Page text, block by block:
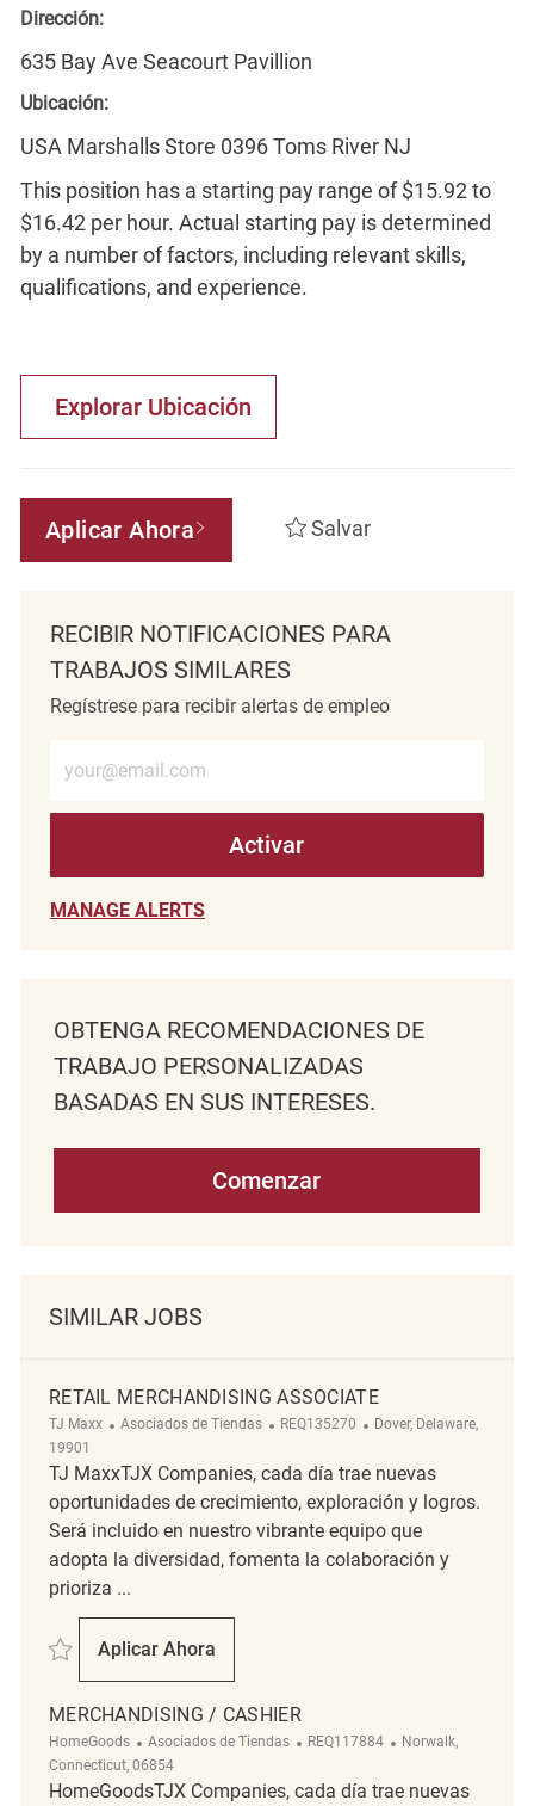
Dirección:
635 Bay Ave Seacourt Pavillion
Ubicación:
USA Marshalls Store 0396 Toms River NJ
This position has a starting pay range of $15.92 to
$16.42 per hour. Actual starting pay is determined
by a number of factors, including relevant skills,
qualifications, and experience.
Explorar Ubicación
Aplicar Ahora Salvar
RECIBIR NOTIFICACIONES PARA
TRABAJOS SIMILARES
Regístrese para recibir alertas de empleo
Activar
MANAGE ALERTS
OBTENGA RECOMENDACIONES DE
TRABAJO PERSONALIZADAS
BASADAS EN SUS INTERESES.
Comenzar
SIMILAR JOBS
RETAIL MERCHANDISING ASSOCIATE
TJ Maxx Categoría
Asociados de Tiendas ReqId
REQ135270 Ubicación
Dover, Delaware,
19901
TJ MaxxTJX Companies, cada día trae nuevas
oportunidades de crecimiento, exploración y logros.
Será incluido en nuestro vibrante equipo que
adopta la diversidad, fomenta la colaboración y
prioriza ...
Salvar Retail Merchandising Associate REQ135270
Aplicar Ahora
Retail Merchandising Associate
MERCHANDISING / CASHIER
HomeGoods Categoría
Asociados de Tiendas ReqId
REQ117884 Ubicación
Norwalk,
Connecticut, 06854
HomeGoodsTJX Companies, cada día trae nuevas